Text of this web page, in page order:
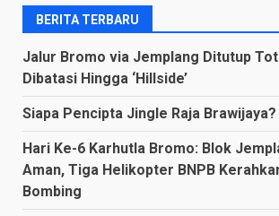
BERITA TERBARU
Jalur Bromo via Jemplang Ditutup
Dibatasi Hingga ‘Hillside’
Siapa Pencipta Jingle Raja Brawijaya?
Hari Ke-6 Karhutla Bromo: Blok
Aman, Tiga Helikopter BNPB
Bombing